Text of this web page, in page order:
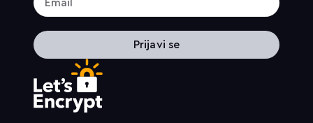
Prijavi se